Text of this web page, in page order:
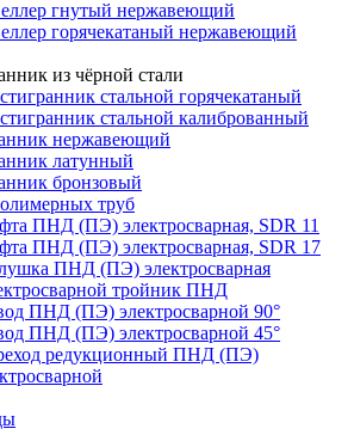
гнутый нержавеющий
горячекатаный нержавеющий
из чёрной стали
стальной горячекатаный
стальной калиброванный
нержавеющий
латунный
бронзовый
труб
ПНД (ПЭ) электросварная, SDR 11
ПНД (ПЭ) электросварная, SDR 17
ПНД (ПЭ) электросварная
тройник ПНД
ПНД (ПЭ) электросварной 90°
ПНД (ПЭ) электросварной 45°
редукционный ПНД (ПЭ)